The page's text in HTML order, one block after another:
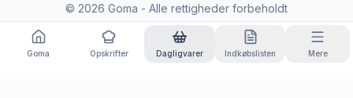
© 2026 Goma - Alle rettigheder forbeholdt
Goma Opskrifter Dagligvarer Indkøbslisten Mere